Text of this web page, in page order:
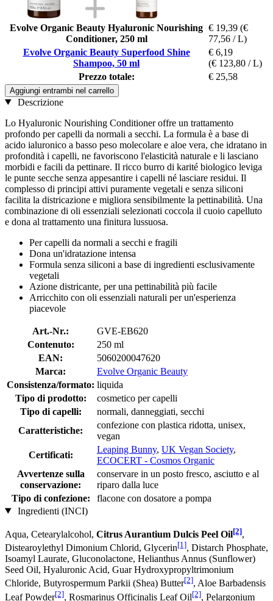
Evolve Organic Beauty Hyaluronic Nourishing
Conditioner, 250 ml
€ 19,39 (€
77,56 / L)
Evolve Organic Beauty Superfood Shine
Shampoo, 50 ml
€ 6,19
(€ 123,80 / L)
Prezzo totale:
€ 25,58
Aggiungi entrambi nel carrello
Descrizione
Lo Hyaluronic Nourishing Conditioner offre un trattamento
profondo per capelli da normali a secchi. La formula è a base di
acido ialuronico a basso peso molecolare e aloe vera, che idratano in
profondità i capelli, ne favoriscono l'elasticità naturale e li lasciano
morbidi e facili da pettinare. Il ricco burro di karité biologico leviga
le punte secche senza appesantire i capelli né lasciare residui. Il
complesso di principi attivi puramente vegetali e senza siliconi
facilita la districazione e migliora sensibilmente la pettinabilità. Una
combinazione di oli essenziali selezionati coccola il cuoio capelluto
e dona al trattamento una finitura lussuosa.
Per capelli da normali a secchi e fragili
Dona un'idratazione intensa
Formula senza siliconi a base di ingredienti esclusivamente
vegetali
Azione districante, per una pettinabilità più facile
Arricchito con oli essenziali naturali per un'esperienza
piacevole
Art.-Nr.:
GVE-EB620
Contenuto:
250 ml
EAN:
5060200047620
Marca:
Evolve Organic Beauty
Consistenza/formato: liquida
Tipo di prodotto:
cosmetico per capelli
Tipo di capelli:
normali, danneggiati, secchi
Caratteristiche:
confezione con plastica ridotta, unisex,
vegan
Certificati:
Leaping Bunny, UK Vegan Society,
ECOCERT - Cosmos Organic
Avvertenze sulla
conservazione:
conservare in un posto fresco, asciutto e al
riparo dalla luce
Tipo di confezione:
flacone con dosatore a pompa
Ingredienti (INCI)
Aqua, Cetearylalcohol, Citrus Aurantium Dulcis Peel Oil[2],
Distearoylethyl Dimonium Chlorid, Glycerin[1], Distarch Phosphate,
Isoamyl Laurate, Gluconolactone, Helianthus Annus (Sunflower)
Seed Oil, Hyaluronic Acid, Guar Hydroxypropyltrimonium
Chloride, Butyrospermum Parkii (Shea) Butter[2], Aloe Barbadensis
Leaf Powder[2], Rosmarinus Officinalis Leaf Oil[2], Pelargonium